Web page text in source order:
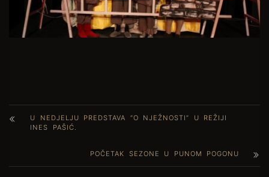
U NEDJELJU PREDSTAVA “O NJEŽNOSTI” U REŽIJI
INES PAŠIĆ.
POČETAK SEZONE U PUNOM POGONU